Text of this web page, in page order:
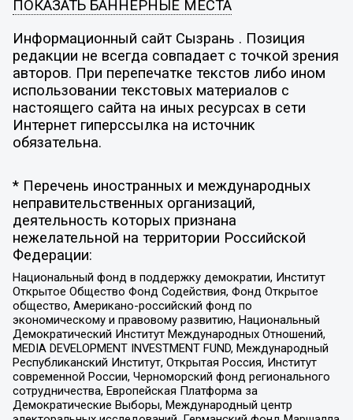
ПОКАЗАТЬ БАННЕРНЫЕ МЕСТА
Информационный сайт Сызрань . Позиция
редакции не всегда совпадает с точкой зрения
авторов. При перепечатке текстов либо ином
использовании текстовых материалов с
настоящего сайта на иных ресурсах в сети
Интернет гиперссылка на источник
обязательна.
* Перечень иностранных и международных
неправительственных организаций,
деятельность которых признана
нежелательной на территории Российской
Федерации:
Национальный фонд в поддержку демократии, Институт
Открытое Общество Фонд Содействия, Фонд Открытое
общество, Американо-российский фонд по
экономическому и правовому развитию, Национальный
Демократический Институт Международных Отношений,
MEDIA DEVELOPMENT INVESTMENT FUND, Международный
Республиканский Институт, Открытая Россия, Институт
современной России, Черноморский фонд регионального
сотрудничества, Европейская Платформа за
Демократические Выборы, Международный центр